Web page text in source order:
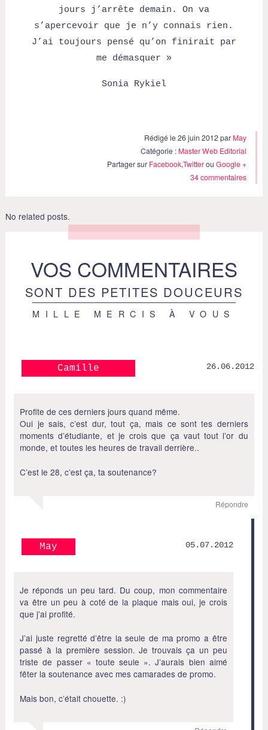
jours j’arrête demain. On va
s’apercevoir que je n’y connais rien.
J’ai toujours pensé qu’on finirait par
me démasquer »
Sonia Rykiel
Rédigé le 26 juin 2012 par May
Catégorie : Master Web Editorial
Partager sur Facebook,TwitterouGoogle +
34 commentaires
No related posts.
VOS COMMENTAIRES
SONT DES PETITES DOUCEURS
MILLE MERCIS À VOUS
Camille 26.06.2012
Profite de ces derniers jours quand même.
Oui je sais, c’est dur, tout ça, mais ce sont tes derniers
moments d’étudiante, et je crois que ça vaut tout l’or du
monde, et toutes les heures de travail derrière..
C’est le 28, c’est ça, ta soutenance?
Répondre
May 05.07.2012
Je réponds un peu tard. Du coup, mon commentaire
va être un peu à coté de la plaque mais oui, je crois
que j’ai profité.
J’ai juste regretté d’être la seule de ma promo a être
passé à la première session. Je trouvais ça un peu
triste de passer « toute seule ». J’aurais bien aimé
fêter la soutenance avec mes camarades de promo.
Mais bon, c’était chouette. :)